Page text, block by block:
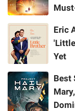
Eric
Yet
Best